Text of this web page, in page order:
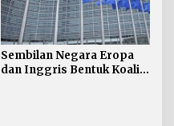
Sembilan Negara Eropa
dan Inggris Bentuk Koalisi